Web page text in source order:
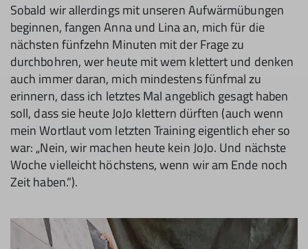
Sobald wir allerdings mit unseren Aufwärmübungen
beginnen, fangen Anna und Lina an, mich für die
nächsten fünfzehn Minuten mit der Frage zu
durchboh­ren, wer heute mit wem klettert und denken
auch immer daran, mich mindes­tens fünfmal zu
erinnern, dass ich letztes Mal angeblich gesagt haben
soll, dass sie heute JoJo klettern dürften (auch wenn
mein Wortlaut vom letzten Training eigentlich eher so
war: „Nein, wir machen heute kein JoJo. Und nächste
Woche vielleicht höchstens, wenn wir am Ende noch
Zeit haben.“).